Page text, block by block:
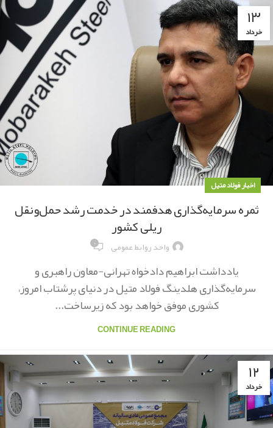
۱۳
خرداد
اخبار فولاد متیل
ثمره سرمایه‌گذاری هدفمند در خدمت رشد حمل‌ونقل
ریلی کشور
واحد روابط عمومی ۰
یادداشت ابراهیم دادخواه تهرانی-معاون راهبری و
سرمایه‌گذاری هلدینگ فولاد متیل در دنیای پرشتاب امروز،
کشوری موفق خواهد بود که زیرساخت‌...
CONTINUE READING
۱۲
خرداد